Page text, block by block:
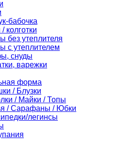
бабочка
колготки
без утеплителя
с утеплителем
снуды
варежки
форма
/ Блузки
/ Майки / Топы
/ Сарафаны / Юбки
легинсы